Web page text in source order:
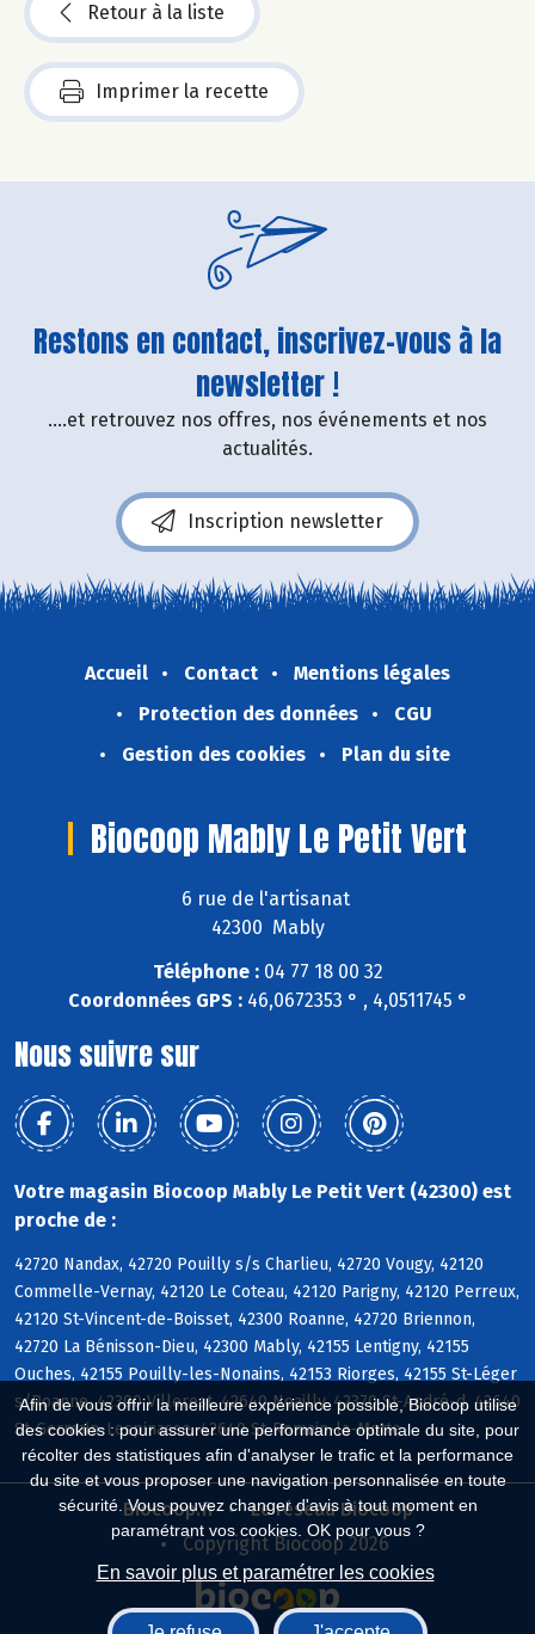
Afin de vous offrir la meilleure expérience possible, Biocoop utilise
des cookies : pour assurer une performance optimale du site, pour
récolter des statistiques afin d'analyser le trafic et la performance
du site et vous proposer une navigation personnalisée en toute
sécurité. Vous pouvez changer d'avis à tout moment en
paramétrant vos cookies. OK pour vous ?
En savoir plus et paramétrer les cookies
Retour à la liste
Imprimer la recette
Restons en contact, inscrivez-vous à la
newsletter !
....et retrouvez nos offres, nos événements et nos
actualités.
Inscription newsletter
Accueil Contact
Mentions légales
Protection des données
CGU
Gestion des cookies
Plan du site
Biocoop Mably Le Petit Vert
6 rue de l'artisanat
42300 Mably
Téléphone :04 77 18 00 32
Coordonnées GPS :46,0672353 ° , 4,0511745 °
Nous suivre sur
Votre magasin Biocoop Mably Le Petit Vert (42300) est
proche de :
42720 Nandax, 42720 Pouilly s/s Charlieu, 42720 Vougy, 42120
Commelle-Vernay, 42120 Le Coteau, 42120 Parigny, 42120 Perreux,
42120 St-Vincent-de-Boisset, 42300 Roanne, 42720 Briennon,
42720 La Bénisson-Dieu, 42300 Mably, 42155 Lentigny, 42155
Ouches, 42155 Pouilly-les-Nonains, 42153 Riorges, 42155 St-Léger
s/Roanne, 42300 Villerest, 42640 Noailly, 42370 St-André-d, 42640
St-Germain-Lespinasse, 42640 St-Romain-la-Motte
Biocoop.fr
Le réseau Biocoop
Copyright Biocoop 2026